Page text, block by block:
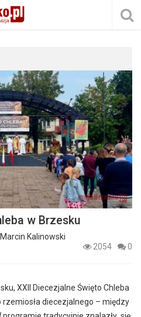
w Brzesku
Marcin Kalinowski
2054
0
XXII Diecezjalne Święto Chleba
rzemiosła diecezjalnego – między